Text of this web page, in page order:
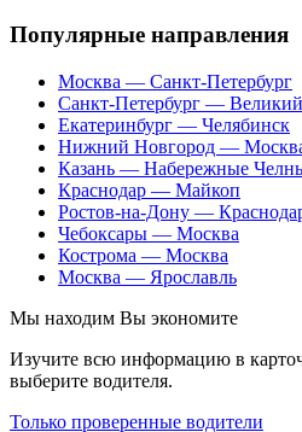
Популярные направления
Москва — Санкт-Петербург
Санкт-Петербург —
Екатеринбург — Челябинск
Нижний Новгород —
Казань — Набережные
Краснодар — Майкоп
Ростов-на-Дону —
Чебоксары — Москва
Кострома — Москва
Москва — Ярославль
Мы находим Вы экономите
Изучите всю информацию в
выберите водителя.
Только проверенные водители